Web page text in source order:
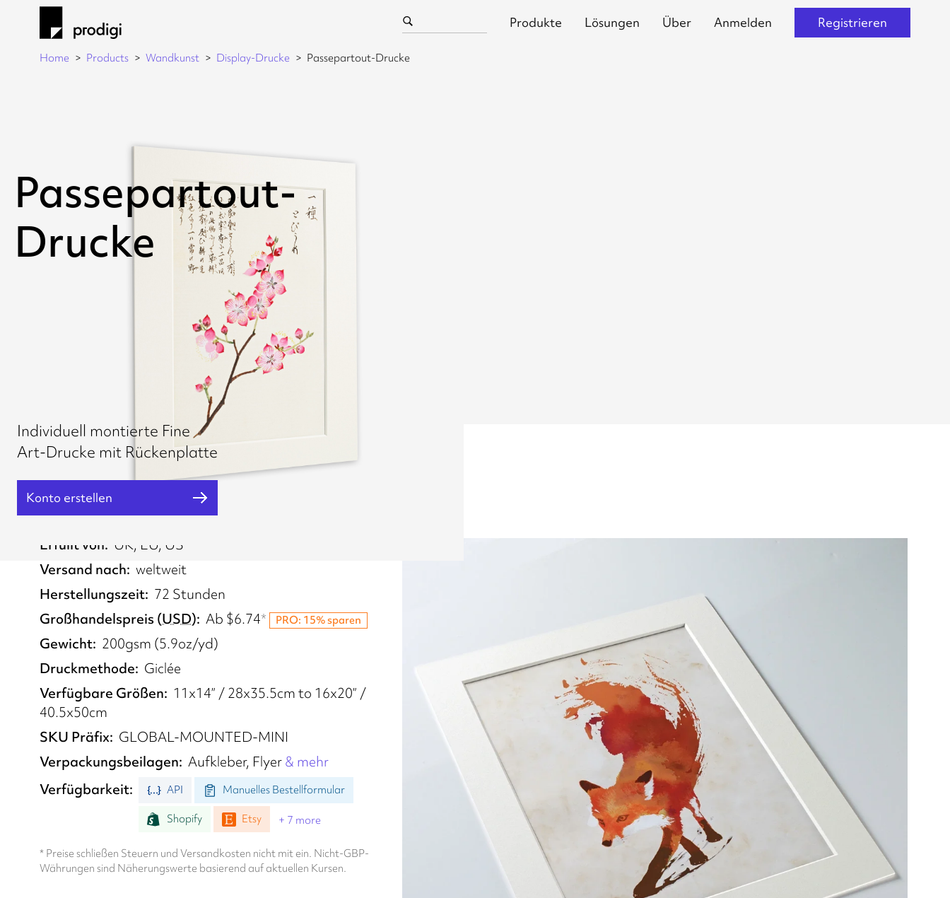
Produkte Lösungen Über Anmelden Registrieren
Home Products Wandkunst Display-Drucke Passepartout-Drucke
Passepartout-
Drucke
Individuell montierte Fine
Art-Drucke mit Rückenplatte
Konto erstellen
Erfüllt von UK, EU, US
Versand nach weltweit
Herstellungszeit 72 Stunden
Großhandelspreis(USD) Ab $6.74* PRO: 15% sparen
Gewicht 200gsm (5.9oz/yd)
Druckmethode Giclée
Verfügbare Größen 11x14” / 28x35.5cm to 16x20” /
40.5x50cm
SKU Präfix GLOBAL-MOUNTED-MINI
Verpackungsbeilagen Aufkleber, Flyer& mehr
Verfügbarkeit
API Manuelles Bestellformular
Shopify Etsy + 7 more
* Preise schließen Steuern und Versandkosten nicht mit ein. Nicht-GBP-
Währungen sind Näherungswerte basierend auf aktuellen Kursen.